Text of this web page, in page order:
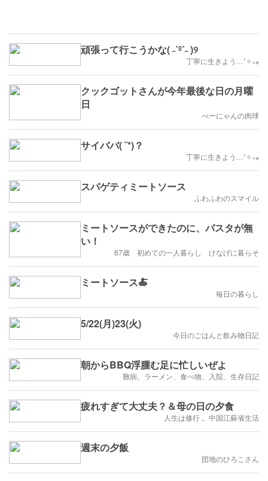
頑張って行こうかな( ˶˙º˙˶ )୨
丁寧に生きよう…˚✧₊⁎
クックゴットさんが今年最後な日の月曜
日
べーにゃんの肉球
サイババ( ¨*)？
丁寧に生きよう…˚✧₊⁎
スパゲティミートソース
ふわふわのスマイル
ミートソースができたのに、パスタが無
い！
67歳 初めての一人暮らし けなげに暮らそ
ミートソース🍝
毎日の暮らし
5/22(月)23(火)
今日のごはんと飲み物日記
朝からBBQ浮腫む足に忙しいぜよ
難病、ラーメン、食べ物、入院、生存日記
疲れすぎて大丈夫？＆母の日の夕食
人生は修行 。中国江蘇省生活
週末の夕飯
団地のひろこさん